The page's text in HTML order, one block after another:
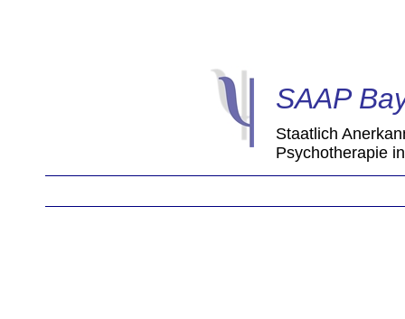
SAAP
Staatlich
Psychotherapie